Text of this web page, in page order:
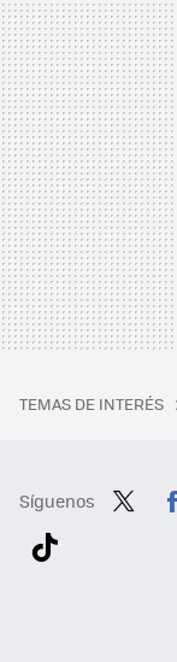
TEMAS DE INTERÉS
Síguenos